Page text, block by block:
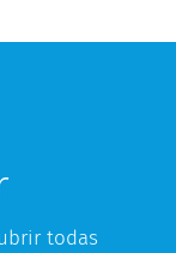
todas